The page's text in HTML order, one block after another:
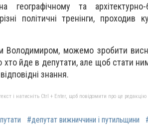
географічному та архітектурно-
політичні тренінги, проходив
Володимиром, можемо зробити
йде в депутати, але щоб стати
знання.
і натисніть Ctrl + Enter, щоб повідомити про це редакцію
#депутат вижниччини і путильщини